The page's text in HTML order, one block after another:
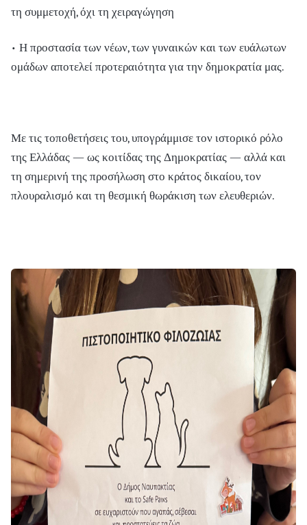
τη συμμετοχή, όχι τη χειραγώγηση
• Η προστασία των νέων, των γυναικών και των ευάλωτων
ομάδων αποτελεί προτεραιότητα για την δημοκρατία μας.
Με τις τοποθετήσεις του, υπογράμμισε τον ιστορικό ρόλο
της Ελλάδας — ως κοιτίδας της Δημοκρατίας — αλλά και
τη σημερινή της προσήλωση στο κράτος δικαίου, τον
πλουραλισμό και τη θεσμική θωράκιση των ελευθεριών.